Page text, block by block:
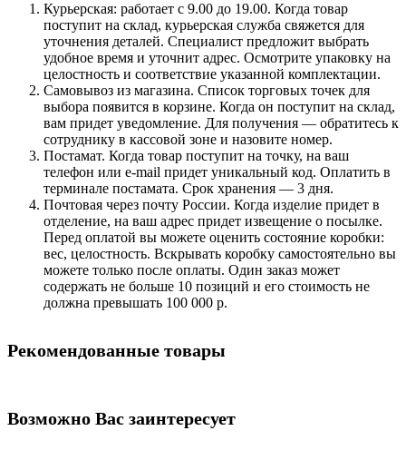
Курьерская: работает с 9.00 до 19.00. Когда товар
поступит на склад, курьерская служба свяжется для
уточнения деталей. Специалист предложит выбрать
удобное время и уточнит адрес. Осмотрите упаковку на
целостность и соответствие указанной комплектации.
Самовывоз из магазина. Список торговых точек для
выбора появится в корзине. Когда он поступит на склад,
вам придет уведомление. Для получения — обратитесь к
сотруднику в кассовой зоне и назовите номер.
Постамат. Когда товар поступит на точку, на ваш
телефон или e-mail придет уникальный код. Оплатить в
терминале постамата. Срок хранения — 3 дня.
Почтовая через почту России. Когда изделие придет в
отделение, на ваш адрес придет извещение о посылке.
Перед оплатой вы можете оценить состояние коробки:
вес, целостность. Вскрывать коробку самостоятельно вы
можете только после оплаты. Один заказ может
содержать не больше 10 позиций и его стоимость не
должна превышать 100 000 р.
Рекомендованные товары
Возможно Вас заинтересует